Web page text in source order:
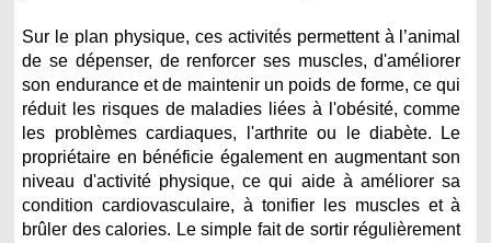
Sur le plan physique, ces activités permettent à l’animal
de se dépenser, de renforcer ses muscles, d'améliorer
son endurance et de maintenir un poids de forme, ce qui
réduit les risques de maladies liées à l'obésité, comme
les problèmes cardiaques, l'arthrite ou le diabète. Le
propriétaire en bénéficie également en augmentant son
niveau d'activité physique, ce qui aide à améliorer sa
condition cardiovasculaire, à tonifier les muscles et à
brûler des calories. Le simple fait de sortir régulièrement